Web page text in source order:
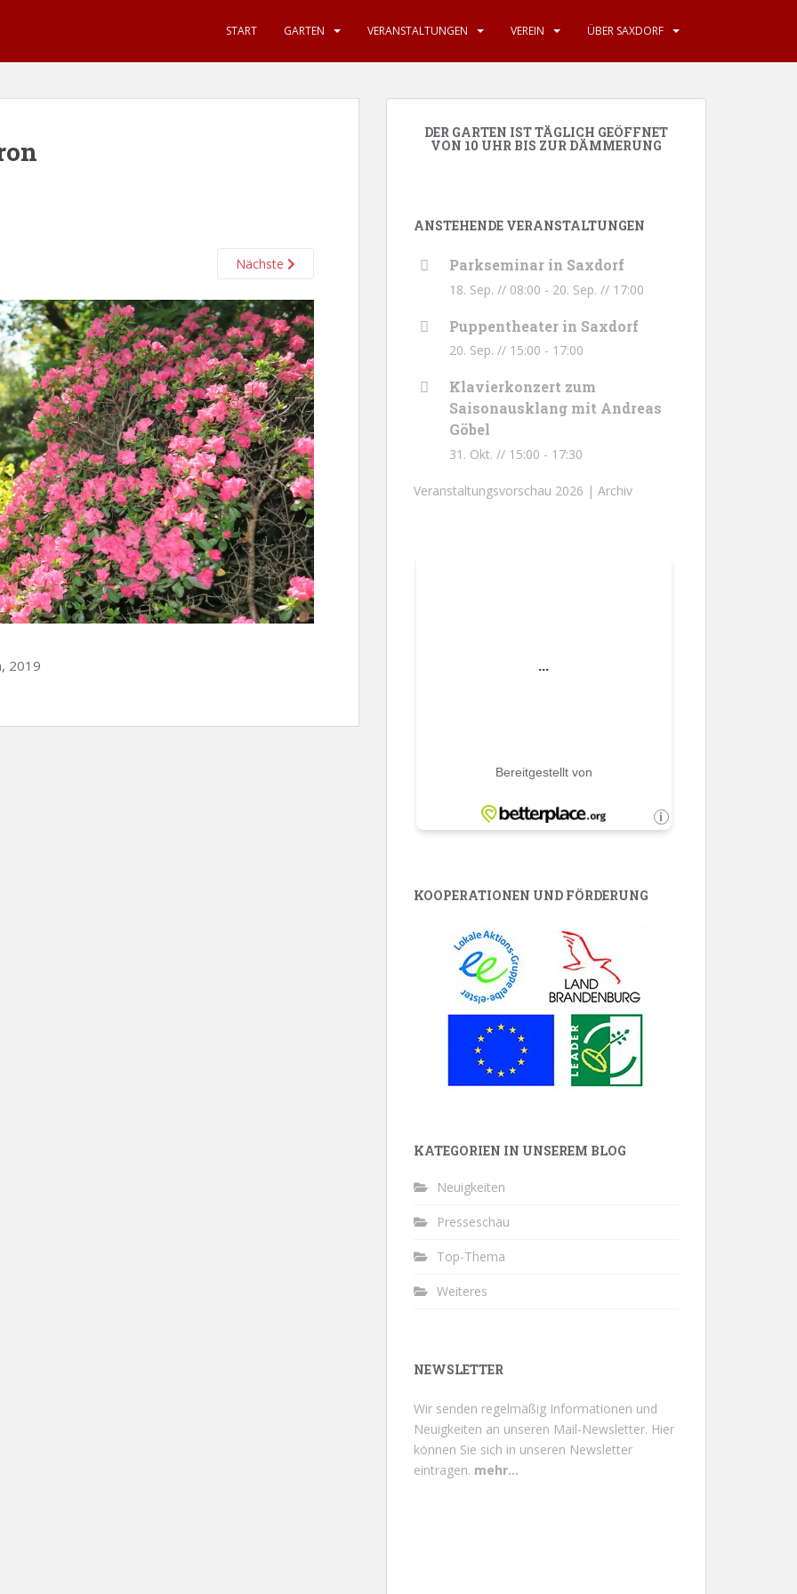
START GARTEN VERANSTALTUNGEN VEREIN ÜBER SAXDORF
Nächste
2019
DER GARTEN IST TÄGLICH GEÖFFNET
VON 10 UHR BIS ZUR DÄMMERUNG
ANSTEHENDE VERANSTALTUNGEN
Parkseminar in Saxdorf
18. Sep. // 08:00 - 20. Sep. // 17:00
Puppentheater in Saxdorf
20. Sep. // 15:00 - 17:00
Klavierkonzert zum
Saisonausklang mit Andreas
Göbel
31. Okt. // 15:00 - 17:30
Veranstaltungsvorschau 2026 | Archiv
KOOPERATIONEN UND FÖRDERUNG
KATEGORIEN IN UNSEREM BLOG
Neuigkeiten
Presseschau
Top-Thema
Weiteres
NEWSLETTER
Wir senden regelmäßig Informationen und
Neuigkeiten an unseren Mail-Newsletter. Hier
können Sie sich in unseren Newsletter
eintragen. mehr...